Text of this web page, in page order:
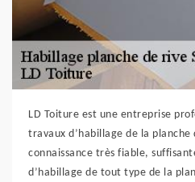
LD Toiture est une entreprise
travaux d’habillage de la planche
connaissance très fiable,
d’habillage de tout type de la